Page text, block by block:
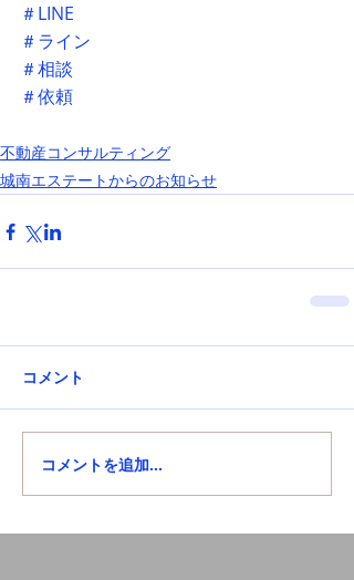
＃LINE
＃ライン
＃相談
＃依頼
不動産コンサルティング
城南エステートからのお知らせ
コメント
コメントを追加…